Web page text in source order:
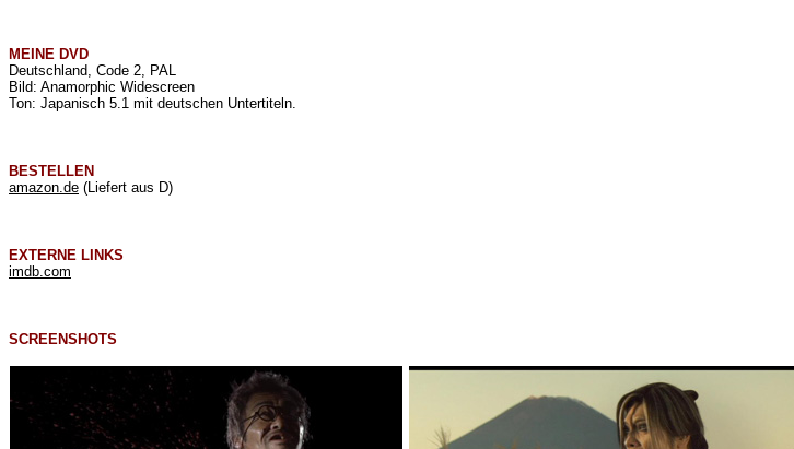
MEINE DVD
Deutschland, Code 2, PAL
Bild: Anamorphic Widescreen
Ton: Japanisch 5.1 mit deutschen Untertiteln.
BESTELLEN
amazon.de (Liefert aus D)
EXTERNE LINKS
imdb.com
SCREENSHOTS